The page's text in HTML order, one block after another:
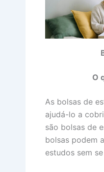
O
As bolsas de
ajudá-lo a
são bolsas de
bolsas podem
estudos sem